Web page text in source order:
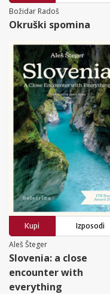
Božidar Radoš
Okruški spomina
Kupi
Izposodi
Aleš Šteger
Slovenia: a close
encounter with
everything